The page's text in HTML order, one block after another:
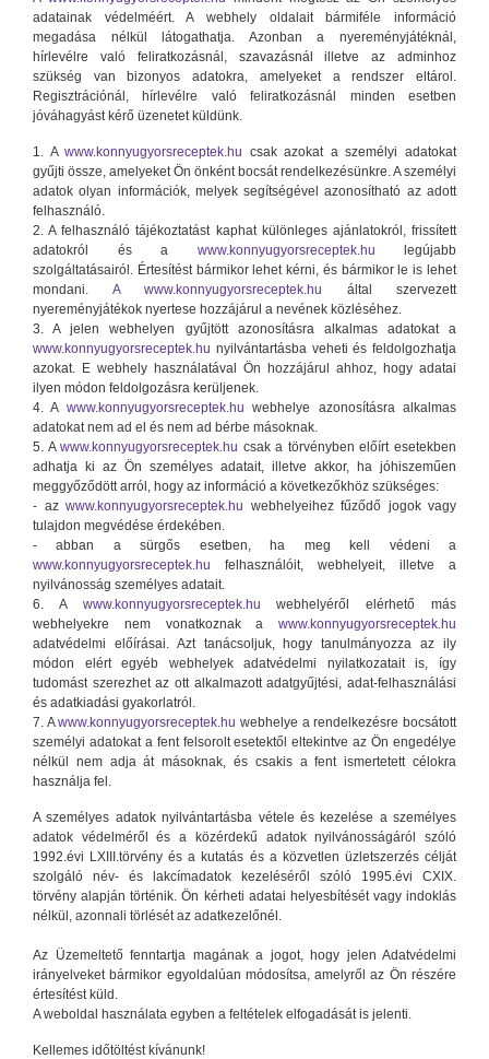
adatainak védelméért. A webhely oldalait bármiféle információ
megadása nélkül látogathatja. Azonban a nyereményjátéknál,
hírlevélre való feliratkozásnál, szavazásnál illetve az adminhoz
szükség van bizonyos adatokra, amelyeket a rendszer eltárol.
Regisztrációnál, hírlevélre való feliratkozásnál minden esetben
jóváhagyást kérő üzenetet küldünk.
1. Awww.konnyugyorsreceptek.hu csak azokat a személyi adatokat
gyűjti össze, amelyeket Ön önként bocsát rendelkezésünkre. A személyi
adatok olyan információk, melyek segítségével azonosítható az adott
felhasználó.
2. A felhasználó tájékoztatást kaphat különleges ajánlatokról, frissített
adatokról és a www.konnyugyorsreceptek.hu legújabb
szolgáltatásairól. Értesítést bármikor lehet kérni, és bármikor le is lehet
mondani. A www.konnyugyorsreceptek.hu által szervezett
nyereményjátékok nyertese hozzájárul a nevének közléséhez.
3. A jelen webhelyen gyűjtött azonosításra alkalmas adatokat a
www.konnyugyorsreceptek.hu nyilvántartásba veheti és feldolgozhatja
azokat. E webhely használatával Ön hozzájárul ahhoz, hogy adatai
ilyen módon feldolgozásra kerüljenek.
4. A www.konnyugyorsreceptek.hu webhelye azonosításra alkalmas
adatokat nem ad el és nem ad bérbe másoknak.
5. Awww.konnyugyorsreceptek.hu csak a törvényben előírt esetekben
adhatja ki az Ön személyes adatait, illetve akkor, ha jóhiszeműen
meggyőződött arról, hogy az információ a következőkhöz szükséges:
- az www.konnyugyorsreceptek.hu webhelyeihez fűződő jogok vagy
tulajdon megvédése érdekében.
- abban a sürgős esetben, ha meg kell védeni a
www.konnyugyorsreceptek.hu felhasználóit, webhelyeit, illetve a
nyilvánosság személyes adatait.
6. A www.konnyugyorsreceptek.hu webhelyéről elérhető más
webhelyekre nem vonatkoznak a www.konnyugyorsreceptek.hu
adatvédelmi előírásai. Azt tanácsoljuk, hogy tanulmányozza az ily
módon elért egyéb webhelyek adatvédelmi nyilatkozatait is, így
tudomást szerezhet az ott alkalmazott adatgyűjtési, adat-felhasználási
és adatkiadási gyakorlatról.
7. Awww.konnyugyorsreceptek.hu webhelye a rendelkezésre bocsátott
személyi adatokat a fent felsorolt esetektől eltekintve az Ön engedélye
nélkül nem adja át másoknak, és csakis a fent ismertetett célokra
használja fel.
A személyes adatok nyilvántartásba vétele és kezelése a személyes
adatok védelméről és a közérdekű adatok nyilvánosságáról szóló
1992.évi LXIII.törvény és a kutatás és a közvetlen üzletszerzés célját
szolgáló név- és lakcímadatok kezeléséről szóló 1995.évi CXIX.
törvény alapján történik. Ön kérheti adatai helyesbítését vagy indoklás
nélkül, azonnali törlését az adatkezelőnél.
Az Üzemeltető fenntartja magának a jogot, hogy jelen Adatvédelmi
irányelveket bármikor egyoldalúan módosítsa, amelyről az Ön részére
értesítést küld.
A weboldal használata egyben a feltételek elfogadását is jelenti.
Kellemes időtöltést kívánunk!